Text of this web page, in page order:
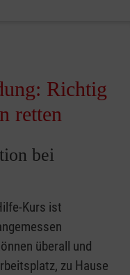
Richtig
retten
bei
Kurs ist
überall und
zu Hause